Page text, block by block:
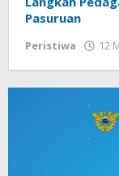
Pasuruan
Peristiwa 12